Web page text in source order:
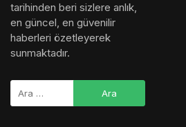
tarihinden beri sizlere anlık,
en güncel, en güvenilir
haberleri özetleyerek
sunmaktadır.